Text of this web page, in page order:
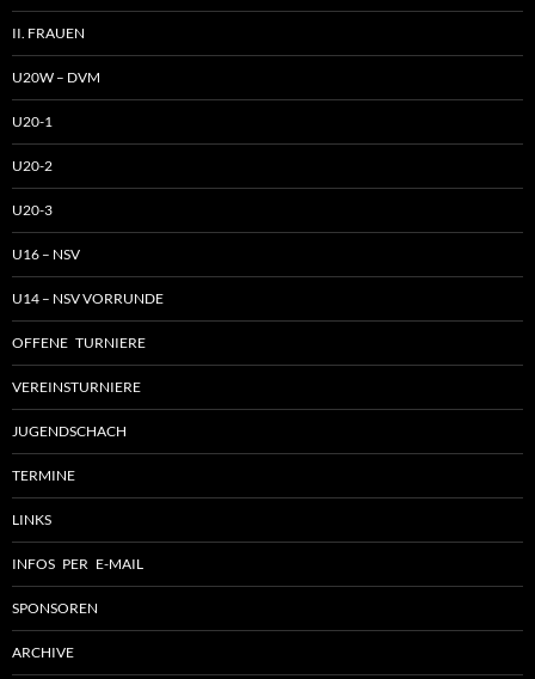
II. FRAUEN
U20W – DVM
U20-1
U20-2
U20-3
U16 – NSV
U14 – NSV VORRUNDE
OFFENE TURNIERE
VEREINSTURNIERE
JUGENDSCHACH
TERMINE
LINKS
INFOS PER E-MAIL
SPONSOREN
ARCHIVE